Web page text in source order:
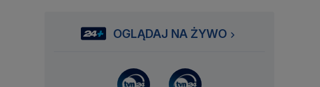
OGLĄDAJ NA ŻYWO